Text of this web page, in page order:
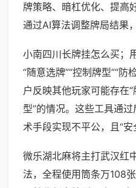
牌策略、暗杠优化、提高
通过AI算法调整牌局结果
小南四川长牌挂怎么买；
“随意选牌”“控制牌型”“防
户反映其他玩家可能存在
型”的情况。这些工具通
术手段实现不平公，且“安
微乐湖北麻将主打武汉红
法，全程使用筒条万108